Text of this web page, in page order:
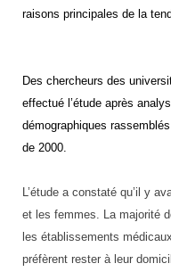
raisons principales de la
Des chercheurs des
effectué l’étude après
démographiques
de 2000.
L’étude a constaté qu’il y
et les femmes. La majorité
les établissements
préfèrent rester à leur